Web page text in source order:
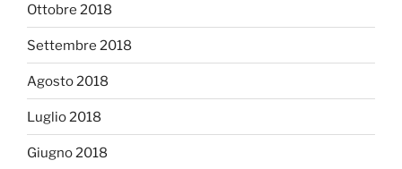
Ottobre 2018
Settembre 2018
Agosto 2018
Luglio 2018
Giugno 2018